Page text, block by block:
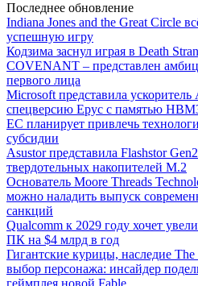
Последнее обновление
Indiana Jones and the Great Circle
успешную игру
Кодзима заснул играя в Death
COVENANT – представлен
первого лица
Microsoft представила
спецверсию Epyc с памятью
ЕС планирует привлечь
субсидии
Asustor представила Flashstor
твердотельных накопителей M.2
Основатель Moore Threads
можно наладить выпуск
санкций
Qualcomm к 2029 году хочет
ПК на $4 млрд в год
Гигантские курицы, наследие
выбор персонажа: инсайдер
геймплея новой Fable